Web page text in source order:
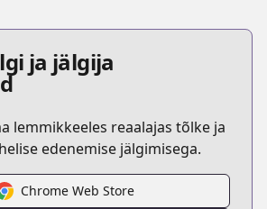
ja jälgija
lemmikkeeles reaalajas tõlke ja
edenemise jälgimisega.
Chrome Web Store